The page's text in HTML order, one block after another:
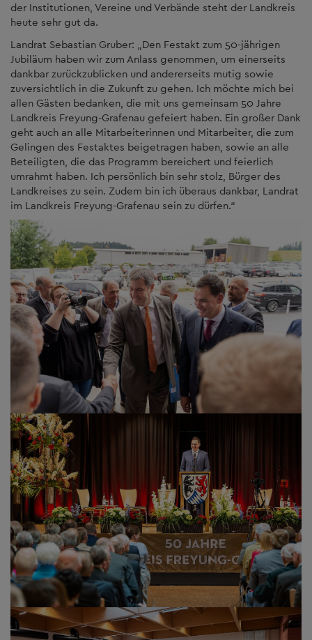
der Institutionen, Vereine und Verbände steht der Landkreis
heute sehr gut da.
Landrat Sebastian Gruber: „Den Festakt zum 50-jährigen
Jubiläum haben wir zum Anlass genommen, um einerseits
dankbar zurückzublicken und andererseits mutig sowie
zuversichtlich in die Zukunft zu gehen. Ich möchte mich bei
allen Gästen bedanken, die mit uns gemeinsam 50 Jahre
Landkreis Freyung-Grafenau gefeiert haben. Ein großer Dank
geht auch an alle Mitarbeiterinnen und Mitarbeiter, die zum
Gelingen des Festaktes beigetragen haben, sowie an alle
Beteiligten, die das Programm bereichert und feierlich
umrahmt haben. Ich persönlich bin sehr stolz, Bürger des
Landkreises zu sein. Zudem bin ich überaus dankbar, Landrat
im Landkreis Freyung-Grafenau sein zu dürfen.“